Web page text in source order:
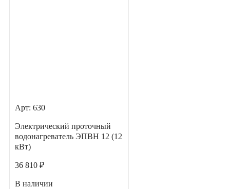
Арт: 630
Электрический проточный
водонагреватель ЭПВН 12 (12
кВт)
36 810 ₽
В наличии